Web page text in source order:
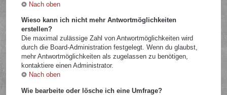
Nach oben
Wieso kann ich nicht mehr Antwortmöglichkeiten
erstellen?
Die maximal zulässige Zahl von Antwortmöglichkeiten wird
durch die Board-Administration festgelegt. Wenn du glaubst,
mehr Antwortmöglichkeiten als zugelassen zu benötigen,
kontaktiere einen Administrator.
Nach oben
Wie bearbeite oder lösche ich eine Umfrage?